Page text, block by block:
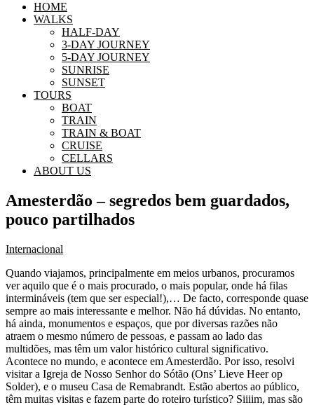
HOME
WALKS
HALF-DAY
3-DAY JOURNEY
5-DAY JOURNEY
SUNRISE
SUNSET
TOURS
BOAT
TRAIN
TRAIN & BOAT
CRUISE
CELLARS
ABOUT US
Amesterdão – segredos bem guardados,
pouco partilhados
Internacional
Quando viajamos, principalmente em meios urbanos, procuramos
ver aquilo que é o mais procurado, o mais popular, onde há filas
intermináveis (tem que ser especial!),… De facto, corresponde quase
sempre ao mais interessante e melhor. Não há dúvidas. No entanto,
há ainda, monumentos e espaços, que por diversas razões não
atraem o mesmo número de pessoas, e passam ao lado das
multidões, mas têm um valor histórico cultural significativo.
Acontece no mundo, e acontece em Amesterdão. Por isso, resolvi
visitar a Igreja de Nosso Senhor do Sótão (Ons’ Lieve Heer op
Solder), e o museu Casa de Remabrandt. Estão abertos ao público,
têm muitas visitas e fazem parte do roteiro turístico? Siiiim, mas são